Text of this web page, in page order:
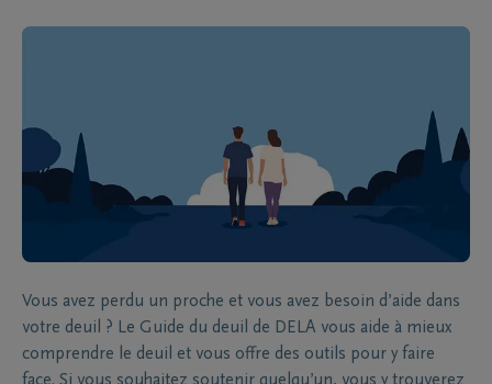
Vous avez perdu un proche et vous avez besoin d’aide dans
votre deuil ? Le Guide du deuil de DELA vous aide à mieux
comprendre le deuil et vous offre des outils pour y faire
face. Si vous souhaitez soutenir quelqu’un, vous y trouverez